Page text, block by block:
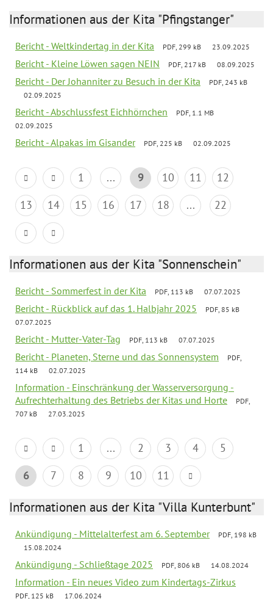
Informationen aus der Kita "Pfingstanger"
Bericht - Weltkindertag in der Kita PDF, 299 kB 23.09.2025
Bericht - Kleine Löwen sagen NEIN PDF, 217 kB 08.09.2025
Bericht - Der Johanniter zu Besuch in der Kita
PDF, 243 kB
02.09.2025
Bericht - Abschlussfest Eichhörnchen
PDF, 1.1 MB
02.09.2025
Bericht - Alpakas im Gisander PDF, 225 kB 02.09.2025
1 ... 9 10 11
12
13
14 15 16 17 18 ... 22
Informationen aus der Kita "Sonnenschein"
Bericht - Sommerfest in der Kita PDF, 113 kB 07.07.2025
Bericht - Rückblick auf das 1. Halbjahr 2025
PDF, 85 kB
07.07.2025
Bericht - Mutter-Vater-Tag PDF, 113 kB 07.07.2025
Bericht - Planeten, Sterne und das Sonnensystem
PDF,
114 kB
02.07.2025
Information - Einschränkung der Wasserversorgung -
Aufrechterhaltung des Betriebs der Kitas und Horte
PDF,
707 kB
27.03.2025
1 ... 2 3 4
5
6
7 8 9 10 11
Informationen aus der Kita "Villa Kunterbunt"
Ankündigung - Mittelalterfest am 6. September
PDF, 198 kB
15.08.2024
Ankündigung - Schließtage 2025 PDF, 806 kB 14.08.2024
Information - Ein neues Video zum Kindertags-Zirkus
PDF, 125 kB 17.06.2024